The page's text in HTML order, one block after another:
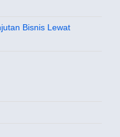
Bisnis Lewat